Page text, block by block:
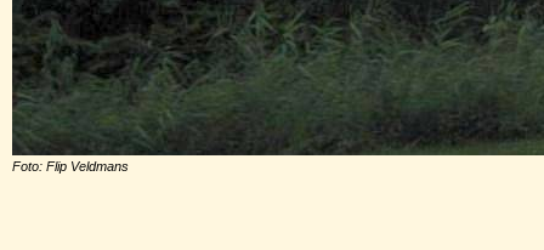
Foto: Flip Veldmans